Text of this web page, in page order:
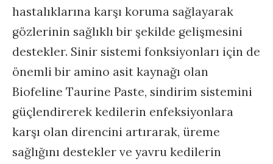
hastalıklarına karşı koruma sağlayarak
gözlerinin sağlıklı bir şekilde gelişmesini
destekler. Sinir sistemi fonksiyonları için de
önemli bir amino asit kaynağı olan
Biofeline Taurine Paste, sindirim sistemini
güçlendirerek kedilerin enfeksiyonlara
karşı olan direncini artırarak, üreme
sağlığını destekler ve yavru kedilerin